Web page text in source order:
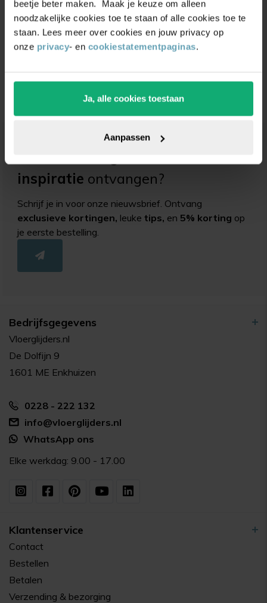
beetje beter maken. Maak je keuze om alleen
noodzakelijke cookies toe te staan of alle cookies toe te
staan. Lees meer over cookies en jouw privacy op
onze privacy- en cookiestatementpaginas.
Ja, alle cookies toestaan
Aanpassen
HSS spiraalboor 13,0
inspiratie ontvangen?
Schrijf je in voor onze nieuwsbrief. Ontvang
exclusieve kortingen, leuketips, en 5% korting op
je eerste bestelling.
Bedrijfsgegevens
Vloerglijders.nl
De Dolfijn 9
1601 ME Enkhuizen
0228 - 222 132
info@vloerglijders.nl
WhatsApp ons
Elke werkdag: 9.00 - 17.00
Klantenservice
Contact
Bestellen
Betalen
Verzending & bezorging